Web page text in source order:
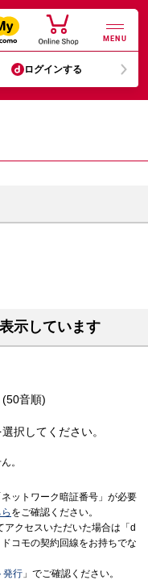
MENU
ログインする
示しています
音順)
択してください。
。
ットワーク暗証番号」が必要
をご確認ください。
クセスいただいた場合は「d
コモの契約回線をお持ちでな
発行 」でご確認ください。